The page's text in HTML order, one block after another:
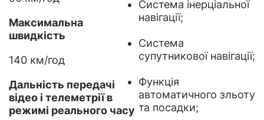
Максимальна
швидкість
140 км/год
Дальність передачі
відео і телеметрії в
режимі реального часу
Система інерціальної
навігації;
Система
супутникової навігації;
Функція
автоматичного зльоту
та посадки;